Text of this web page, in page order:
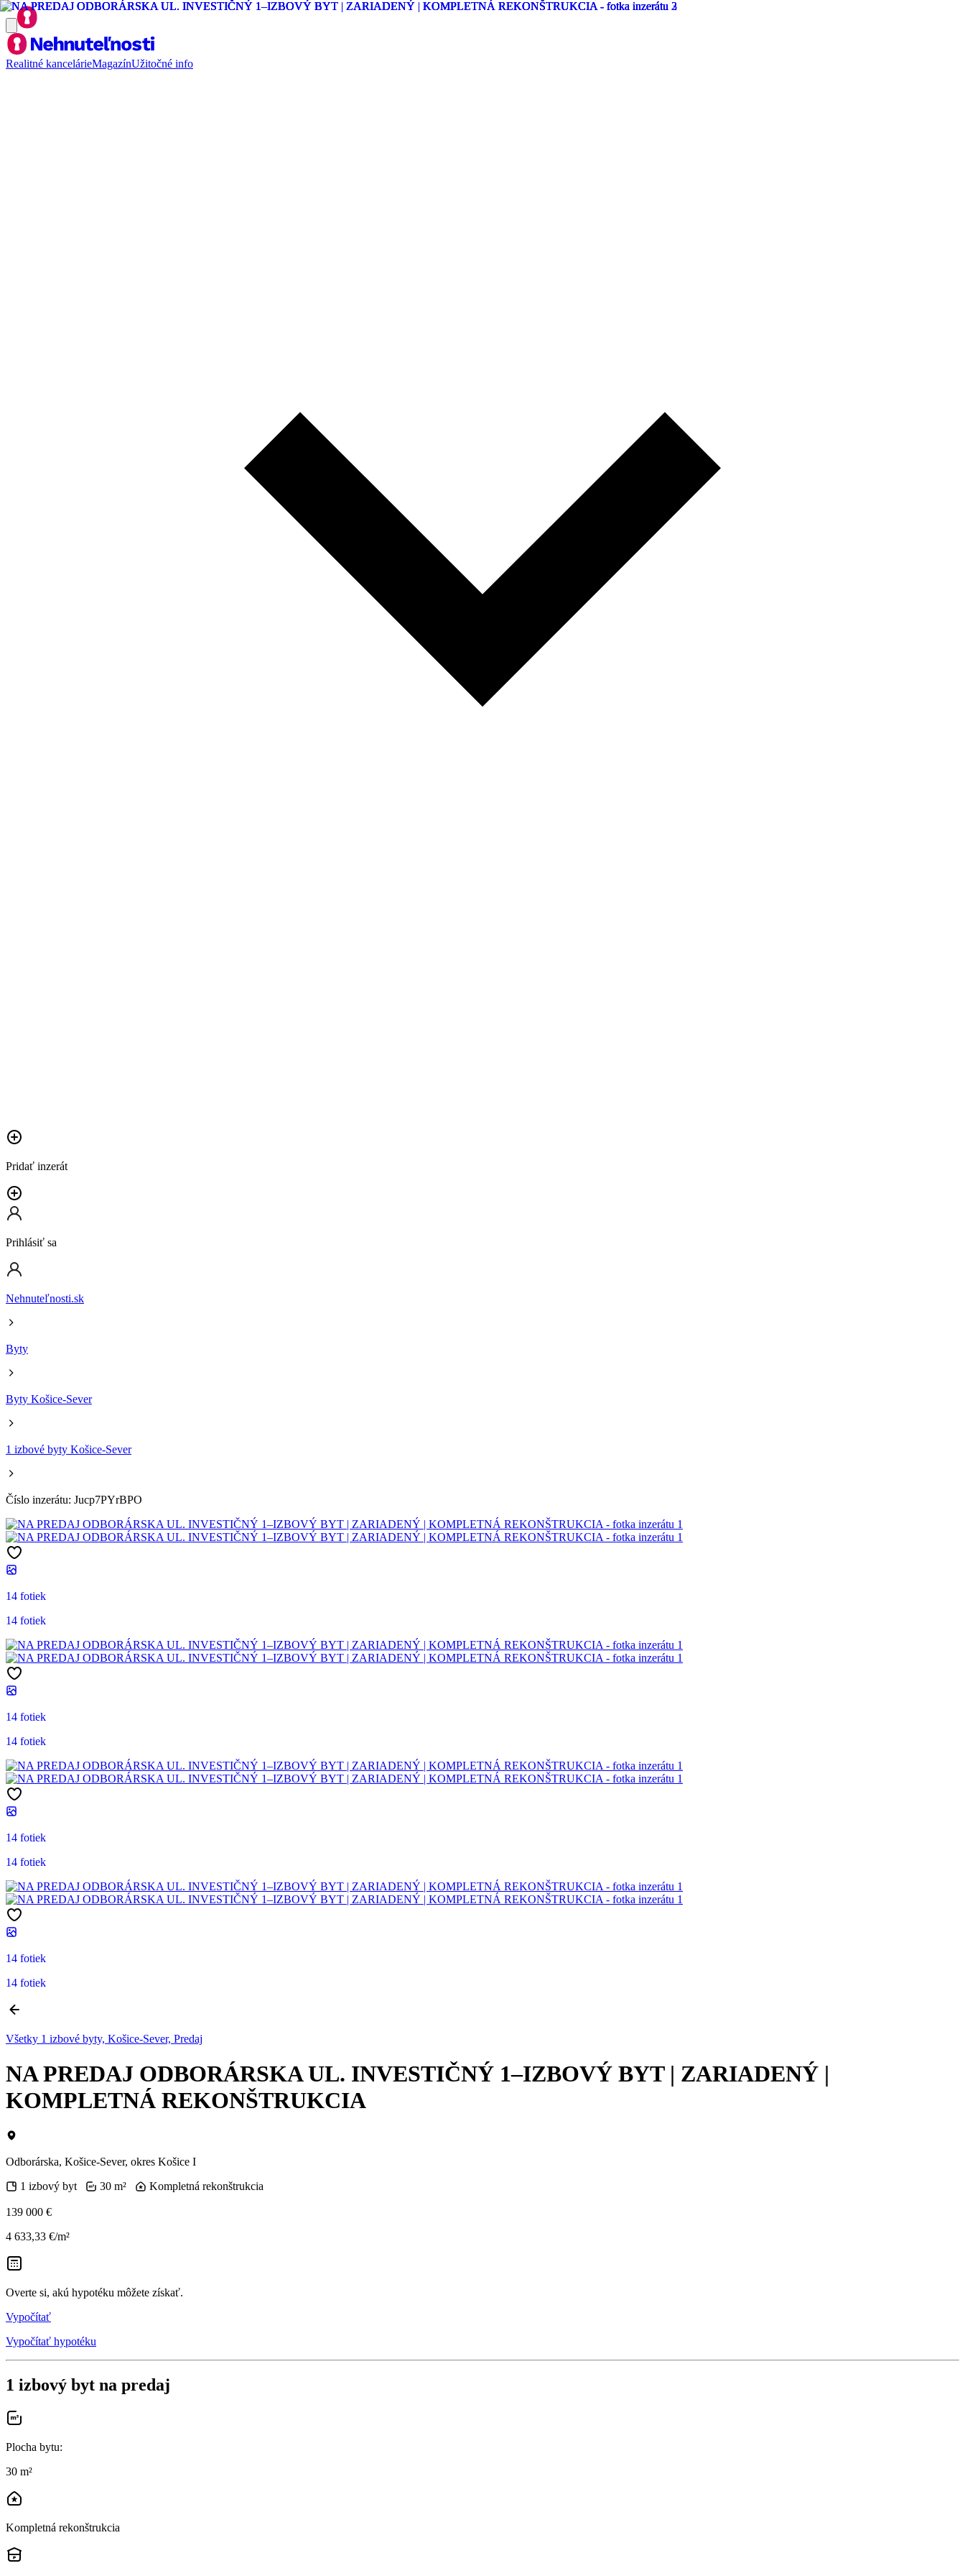
Realitné kancelárieMagazínUžitočné info
Pridať inzerát
Prihlásiť sa
Nehnuteľnosti.sk
Byty
Byty Košice-Sever
1 izbové byty Košice-Sever
Číslo inzerátu: Jucp7PYrBPO
14 fotiek
14 fotiek
14 fotiek
14 fotiek
14 fotiek
14 fotiek
14 fotiek
14 fotiek
Všetky 1 izbové byty, Košice-Sever, Predaj
NA PREDAJ ODBORÁRSKA UL. INVESTIČNÝ 1–IZBOVÝ BYT | ZARIADENÝ |
KOMPLETNÁ REKONŠTRUKCIA
Odborárska, Košice-Sever, okres Košice I
1 izbový byt
30 m² Kompletná rekonštrukcia
139 000 €
4 633,33 €/m²
Overte si, akú hypotéku môžete získať.
Vypočítať
Vypočítať hypotéku
1 izbový byt na predaj
Plocha bytu:
30 m²
Kompletná rekonštrukcia